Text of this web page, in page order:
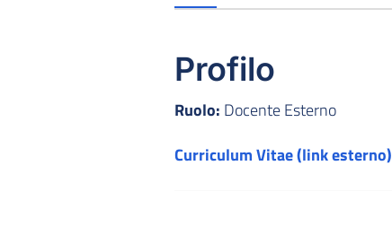
Profilo
Ruolo: Docente Esterno
Curriculum Vitae (link esterno)